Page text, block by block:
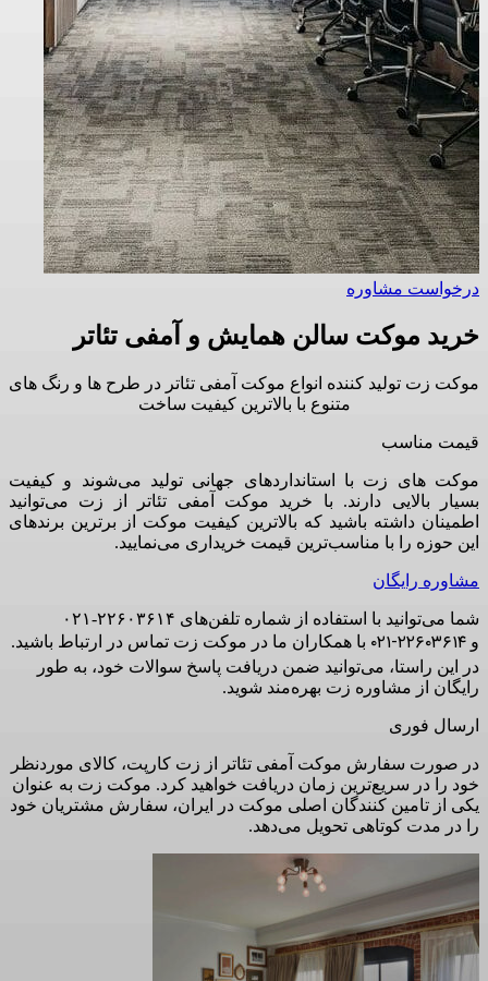
درخواست مشاوره
خرید موکت سالن همایش و آمفی تئاتر
موکت زت تولید کننده انواع موکت آمفی تئاتر در طرح ها و رنگ های
متنوع با بالاترین کیفیت ساخت
قیمت مناسب
موکت های زت با استانداردهای جهانی تولید می‌شوند و کیفیت
بسیار بالایی دارند. با خرید موکت آمفی تئاتر از زت می‌توانید
اطمینان داشته باشید که بالاترین کیفیت موکت از برترین برندهای
این حوزه را با مناسب‌ترین قیمت خریداری می‌نمایید.
مشاوره رایگان
شما می‌توانید با استفاده از شماره تلفن‌های ۲۲۶۰۳۶۱۴-۰۲۱
و ۲۲۶۰۳۶۱۴-۰۲۱
با همکاران ما در موکت زت تماس در ارتباط باشید.
در این راستا، می‌توانید ضمن دریافت پاسخ سوالات خود، به طور
رایگان از مشاوره زت بهره‌مند شوید.
ارسال فوری
در صورت سفارش موکت آمفی تئاتر از زت کارپت، کالای موردنظر
خود را در سریع‌ترین زمان دریافت خواهید کرد. موکت زت به عنوان
یکی از تامین کنندگان اصلی موکت در ایران، سفارش مشتریان خود
را در مدت کوتاهی تحویل می‌دهد.